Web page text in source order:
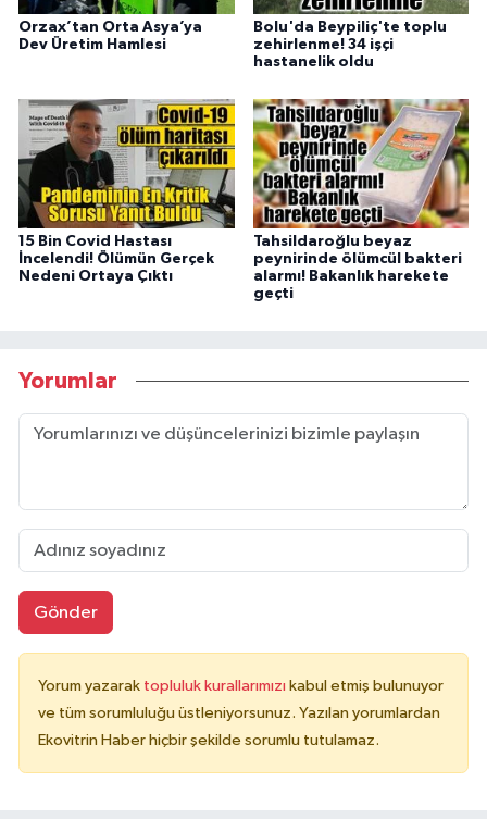
Orzax’tan Orta Asya’ya
Dev Üretim Hamlesi
Bolu'da Beypiliç'te toplu
zehirlenme! 34 işçi
hastanelik oldu
15 Bin Covid Hastası
İncelendi! Ölümün Gerçek
Nedeni Ortaya Çıktı
Tahsildaroğlu beyaz
peynirinde ölümcül bakteri
alarmı! Bakanlık harekete
geçti
Yorumlar
Gönder
Yorum yazarak topluluk kurallarımızı kabul etmiş bulunuyor
ve tüm sorumluluğu üstleniyorsunuz. Yazılan yorumlardan
Ekovitrin Haber hiçbir şekilde sorumlu tutulamaz.